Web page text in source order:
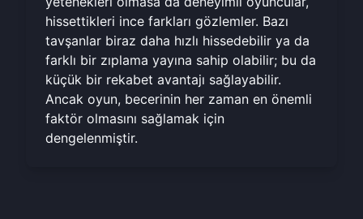
hissettikleri ince farkları gözlemler. Bazı
tavşanlar biraz daha hızlı hissedebilir ya da
farklı bir zıplama yayına sahip olabilir; bu da
küçük bir rekabet avantajı sağlayabilir.
Ancak oyun, becerinin her zaman en önemli
faktör olmasını sağlamak için
dengelenmiştir.